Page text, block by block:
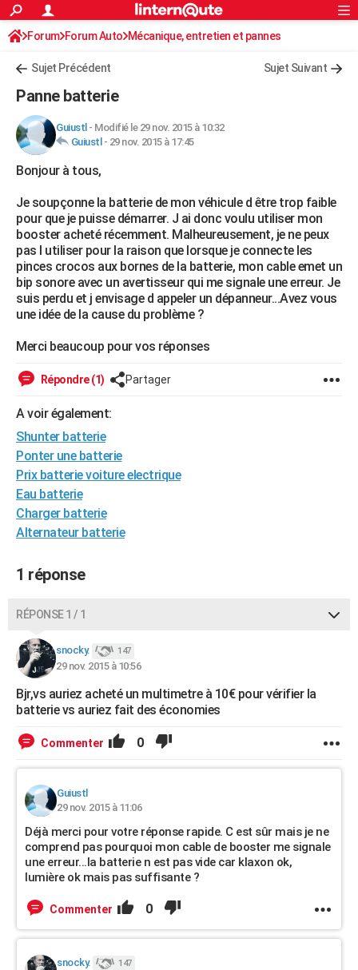
ACTUALITÉS
Politique
Société
Faits Divers
Education
Monde
Villes
+
FINANCE
Retraite
Impôts
Epargne
Immobilier
Risques naturels par ville
Banque
Assurance
Crédit
AUTO
Essais
Réserver un essai
Citadines
Berlines
SUV
Forum auto
+HIGH-TECH
Mobiles
Meilleur smartphone
Internet
Ordinateurs
Jeux vidéo
Guide high-tech
+BRICOLAGE
Forum
Aménagement intérieur
Extérieur
Cuisine
Salle de bains
Jardinage
Rangement
WEEK-END
Guides de France
Escapades
Patrimoine
Expositions
Musées
Week-end nature
+LIFESTYLE
Art de vivre
Bien-être
Loisirs
Modes de vie
SANTE
Alimentation
Guide de la santé
Maladies
Médicaments
Sommeil
VOYAGE
Destinations
City break
Voyage nature
Voyage de noces
Forum
Climat
PHOTO
GUIDES D'ACHAT
BONS PLANS
CARTE DE VOEUX
Carte de Noël
Carte Bonne année
Carte Saint-Valentin
Carte Pâques
Carte d'anniversaire
DICTIONNAIRE
Dictionnaire
Biographies
Citations
Expressions
Proverbes
PROGRAMME TV
COPAINS D'AVANT
FORUM
Bricolage
Lifestyle
Culture
Sport
Auto
Television
Voyage
Cinema
Rechercher
S'inscrire
Connexion
Forum Forum Auto Mécanique, entretien et pannes
Sujet Précédent Sujet Suivant
Panne batterie
Guiustl - Modifié le 29 nov. 2015 à 10:32
Guiustl - 29 nov. 2015 à 17:45
Bonjour à tous,
Je soupçonne la batterie de mon véhicule d être trop faible
pour que je puisse démarrer. J ai donc voulu utiliser mon
booster acheté récemment. Malheureusement, je ne peux
pas l utiliser pour la raison que lorsque je connecte les
pinces crocos aux bornes de la batterie, mon cable emet un
bip sonore avec un avertisseur qui me signale une erreur. Je
suis perdu et j envisage d appeler un dépanneur...Avez vous
une idée de la cause du problème ?
Merci beaucoup pour vos réponses
Répondre (1) Partager
A voir également:
Shunter batterie
Ponter une batterie
Prix batterie voiture electrique
Eau batterie
Charger batterie
Alternateur batterie
1 réponse
RÉPONSE 1 / 1
snocky. 147
29 nov. 2015 à 10:56
Bjr,vs auriez acheté un multimetre à 10€ pour vérifier la
batterie vs auriez fait des économies
Commenter 0
Guiustl
29 nov. 2015 à 11:06
Déjà merci pour votre réponse rapide. C est sûr mais je ne
comprend pas pourquoi mon cable de booster me signale
une erreur...la batterie n est pas vide car klaxon ok,
lumière ok mais pas suffisante ?
Commenter 0
snocky. 147